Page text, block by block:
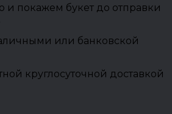
и покажем букет до отправки
или банковской
круглосуточной доставкой